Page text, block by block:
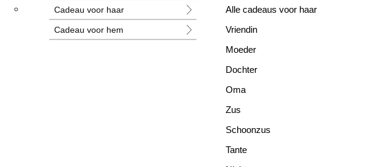
Nieuwe cadeaus
Alle cadeaus
Cadeau voor haar
Cadeau voor hem
Alle cadeaus voor haar
Vriendin
Moeder
Dochter
Oma
Zus
Schoonzus
Tante